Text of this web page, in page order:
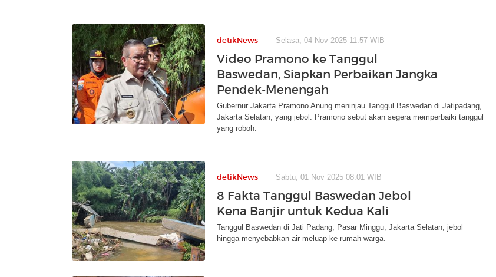
detikNews Selasa, 04 Nov 2025 11:57 WIB
Video Pramono ke Tanggul
Baswedan, Siapkan Perbaikan Jangka
Pendek-Menengah
Gubernur Jakarta Pramono Anung meninjau Tanggul Baswedan di Jatipadang,
Jakarta Selatan, yang jebol. Pramono sebut akan segera memperbaiki tanggul
yang roboh.
detikNews Sabtu, 01 Nov 2025 08:01 WIB
8 Fakta Tanggul Baswedan Jebol
Kena Banjir untuk Kedua Kali
Tanggul Baswedan di Jati Padang, Pasar Minggu, Jakarta Selatan, jebol
hingga menyebabkan air meluap ke rumah warga.